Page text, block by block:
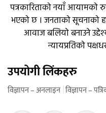
पत्रकारिताको नयाँ आयामको
भएको छ । जनताको सूचनाको
आवाज बलियो बनाउने
न्यायप्रतिको
उपयोगी लिंकहरु
विज्ञापन – अनलाइन विज्ञापन –